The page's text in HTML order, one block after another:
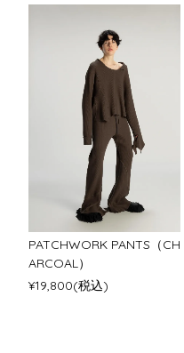
PATCHWORK PANTS（CH
ARCOAL）
¥19,800(税込)